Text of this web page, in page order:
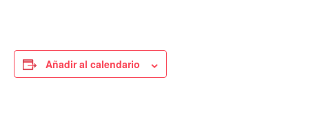
Añadir al calendario